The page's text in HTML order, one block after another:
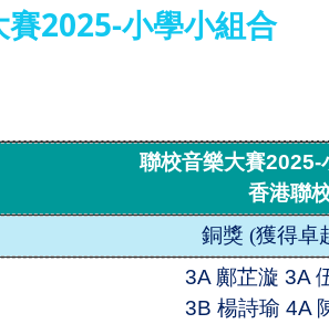
2025-小學小組合
聯校音樂大賽2025-
香港聯
銅獎 (獲得卓
3A 鄺芷漩 3A
3B 楊詩瑜 4A